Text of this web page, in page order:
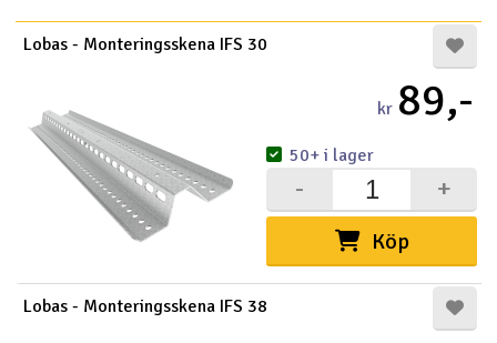
Lobas - Monteringsskena IFS 30
kr 89,-
Köp
+
-
50+ i lager
Lobas - Monteringsskena IFS 38